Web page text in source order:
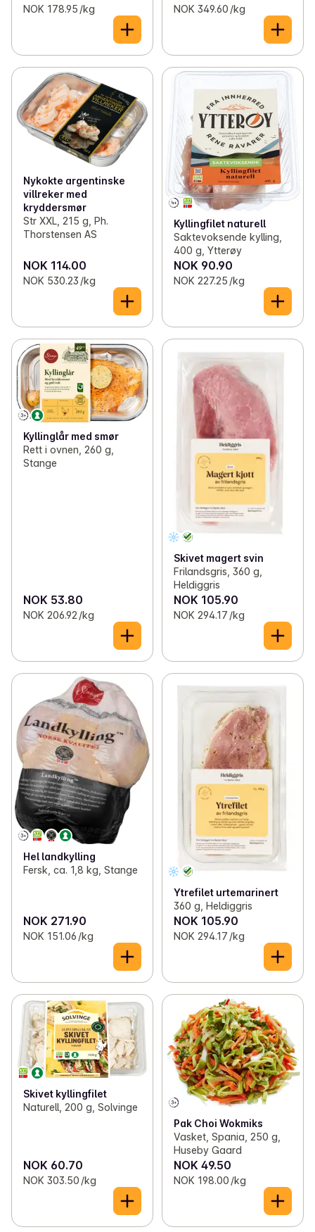
NOK 178.95 /kg NOK 349.60 /kg
Nykokte argentinske
villreker med
kryddersmør
Str XXL, 215 g, Ph.
Thorstensen AS
NOK 114.00
NOK 530.23 /kg
Kyllingfilet naturell
Saktevoksende kylling,
400 g, Ytterøy
NOK 90.90
NOK 227.25 /kg
Kyllinglår med smør
Rett i ovnen, 260 g,
Stange
NOK 53.80
NOK 206.92 /kg
Skivet magert svin
Frilandsgris, 360 g,
Heldiggris
NOK 105.90
NOK 294.17 /kg
Hel landkylling
Fersk, ca. 1,8 kg, Stange
NOK 271.90
NOK 151.06 /kg
Ytrefilet urtemarinert
360 g, Heldiggris
NOK 105.90
NOK 294.17 /kg
Skivet kyllingfilet
Naturell, 200 g, Solvinge
NOK 60.70
NOK 303.50 /kg
Pak Choi Wokmiks
Vasket, Spania, 250 g,
Huseby Gaard
NOK 49.50
NOK 198.00 /kg